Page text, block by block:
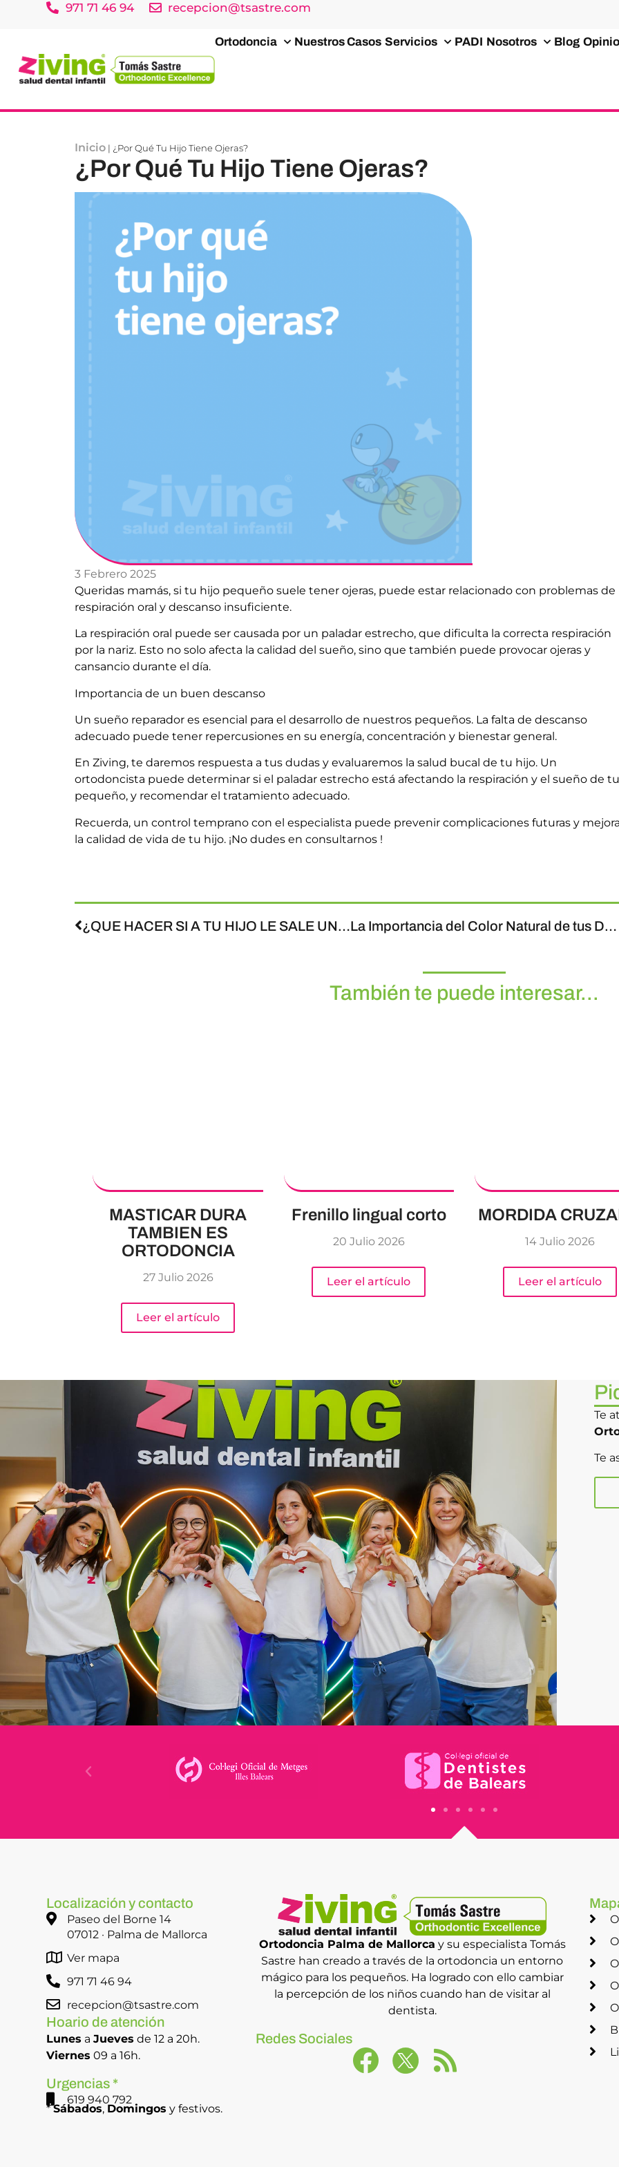
971 71 46 94 recepcion@tsastre.com
Ortodoncia Nuestros Casos Servicios PADI Nosotros Blog
Inicio| ¿Por Qué Tu Hijo Tiene Ojeras?
¿Por Qué Tu Hijo Tiene Ojeras?
3 Febrero 2025
Queridas mamás, si tu hijo pequeño suele tener ojeras, puede estar relacionado con problemas de
respiración oral y descanso insuficiente.
La respiración oral puede ser causada por un paladar estrecho, que dificulta la correcta respiración
por la nariz. Esto no solo afecta la calidad del sueño, sino que también puede provocar ojeras y
cansancio durante el día.
Importancia de un buen descanso
Un sueño reparador es esencial para el desarrollo de nuestros pequeños. La falta de descanso
adecuado puede tener repercusiones en su energía, concentración y bienestar general.
En Ziving, te daremos respuesta a tus dudas y evaluaremos la salud bucal de tu hijo. Un
ortodoncista puede determinar si el paladar estrecho está afectando la respiración y el sueño de tu
pequeño, y recomendar el tratamiento adecuado.
Recuerda, un control temprano con el especialista puede prevenir complicaciones futuras y
la calidad de vida de tu hijo. ¡No dudes en consultarnos !
¿QUE HACER SI A TU HIJO LE SALE UN DIENTE PERMANENTE DETRAS DEL DE LECHE? La Importancia del Color Natural de tus Dientes
También te puede interesar...
MASTICAR DURA
TAMBIEN ES
ORTODONCIA
27 Julio 2026
Leer el artículo
Frenillo lingual corto
20 Julio 2026
Leer el artículo
MORDIDA
14 Julio 2026
Leer el artículo
Te
Te
Localización y contacto
Paseo del Borne 14
07012 · Palma de Mallorca
Ver mapa
971 71 46 94
recepcion@tsastre.com
Hoario de atención
Lunes aJueves de 12 a 20h.
Viernes 09 a 16h.
Urgencias *
619 940 792
*Sábados, Domingos y festivos.
Ortodoncia Palma de Mallorca y su especialista Tomás
Sastre han creado a través de la ortodoncia un entorno
mágico para los pequeños. Ha logrado con ello cambiar
la percepción de los niños cuando han de visitar al
dentista.
Redes Sociales